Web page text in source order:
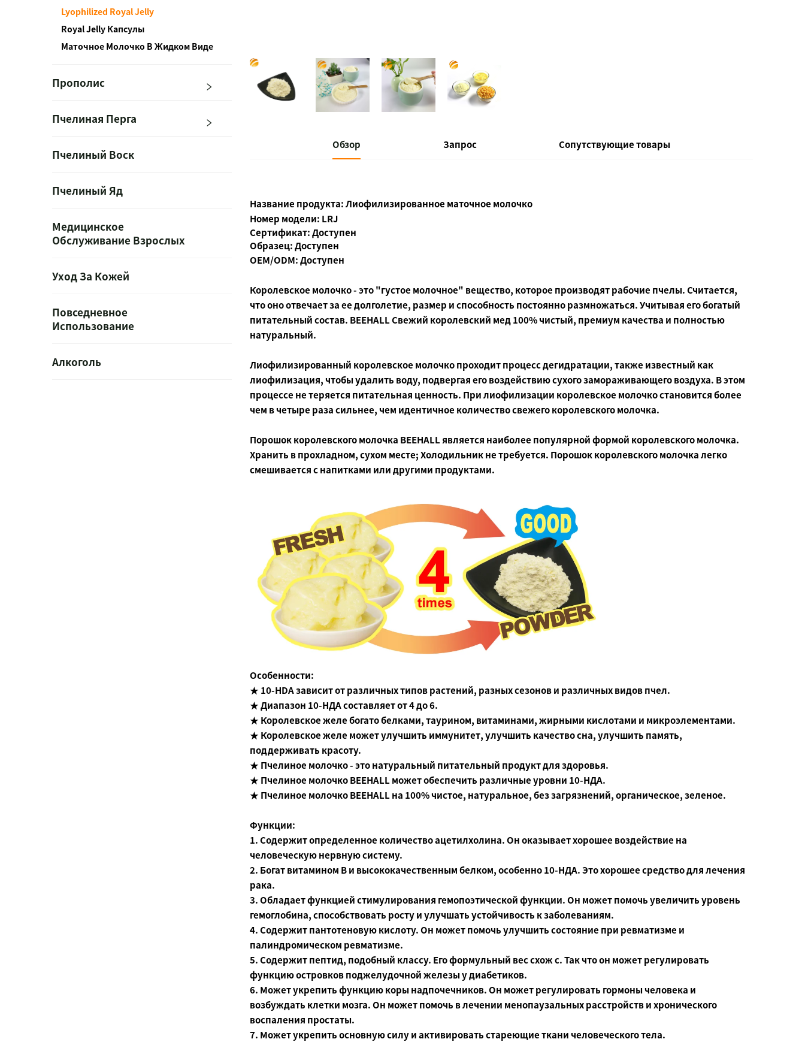
Lyophilized Royal Jelly
Royal Jelly Капсулы
Маточное Молочко В Жидком Виде
Прополис
Пчелиная Перга
Пчелиный Воск
Пчелиный Яд
Медицинское
Обслуживание Взрослых
Уход За Кожей
Повседневное
Использование
Алкоголь
Обзор Запрос Сопутствующие товары
Название продукта:Лиофилизированное маточное молочко
Номер модели: LRJ
Сертификат: Доступен
Образец: Доступен
OEM/ODM: Доступен
Королевское молочко - это "густое молочное" вещество, которое производят рабочие пчелы. Считается,
что оно отвечает за ее долголетие, размер и способность постоянно размножаться. Учитывая его богатый
питательный состав. BEEHALL Свежий королевский мед 100% чистый, премиум качества и полностью
натуральный.
Лиофилизированный королевское молочко проходит процесс дегидратации, также известный как
лиофилизация, чтобы удалить воду, подвергая его воздействию сухого замораживающего воздуха. В этом
процессе не теряется питательная ценность. При лиофилизации королевское молочко становится более
чем в четыре раза сильнее, чем идентичное количество свежего королевского молочка.
Порошок королевского молочка BEEHALL является наиболее популярной формой королевского молочка.
Хранить в прохладном, сухом месте; Холодильник не требуется. Порошок королевского молочка легко
смешивается с напитками или другими продуктами.
Особенности:
★ 10-HDA зависит от различных типов растений, разных сезонов и различных видов пчел.
★ Диапазон 10-НДА составляет от 4 до 6.
★ Королевское желе богато белками, таурином, витаминами, жирными кислотами и микроэлементами.
★ Королевское желе может улучшить иммунитет, улучшить качество сна, улучшить память,
поддерживать красоту.
★ Пчелиное молочко - это натуральный питательный продукт для здоровья.
★ Пчелиное молочко BEEHALL может обеспечить различные уровни 10-НДА.
★ Пчелиное молочко BEEHALL на 100% чистое, натуральное, без загрязнений, органическое, зеленое.
Функции:
1. Содержит определенное количество ацетилхолина. Он оказывает хорошее воздействие на
человеческую нервную систему.
2. Богат витамином B и высококачественным белком, особенно 10-НДА. Это хорошее средство для лечения
рака.
3. Обладает функцией стимулирования гемопоэтической функции. Он может помочь увеличить уровень
гемоглобина, способствовать росту и улучшать устойчивость к заболеваниям.
4. Содержит пантотеновую кислоту. Он может помочь улучшить состояние при ревматизме и
палиндромическом ревматизме.
5. Содержит пептид, подобный классу. Его формульный вес схож с. Так что он может регулировать
функцию островков поджелудочной железы у диабетиков.
6. Может укрепить функцию коры надпочечников. Он может регулировать гормоны человека и
возбуждать клетки мозга. Он может помочь в лечении менопаузальных расстройств и хронического
воспаления простаты.
7. Может укрепить основную силу и активировать стареющие ткани человеческого тела.